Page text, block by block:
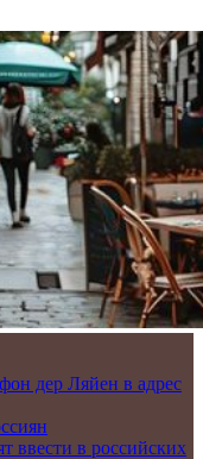
дер Ляйен в адрес
ввести в российских